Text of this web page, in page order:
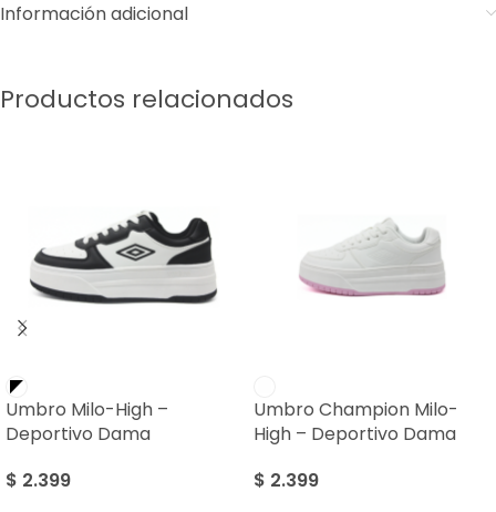
Información adicional
Productos relacionados
Umbro Milo-High –
Deportivo Dama
$ 2.399
Umbro Champion Milo-
High – Deportivo Dama
$ 2.399